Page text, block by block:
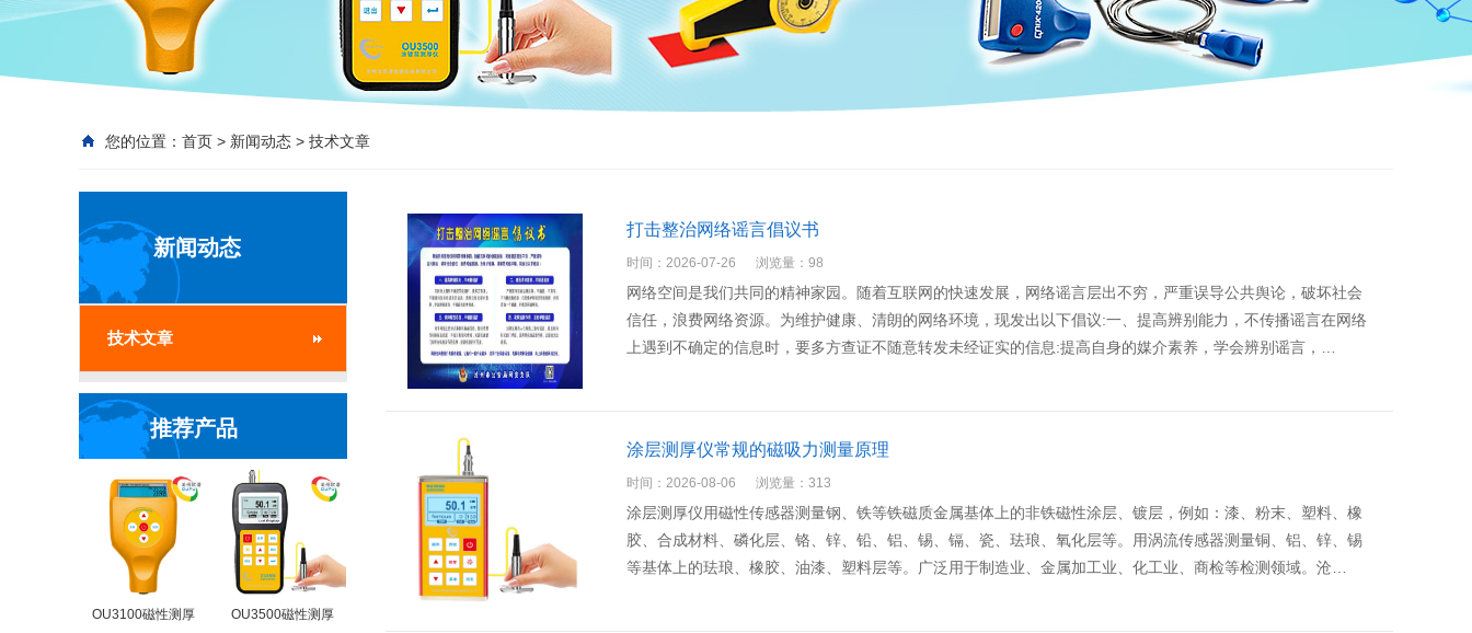
您的位置： 首页 > 新闻动态 > 技术文章
新闻动态
技术文章
推荐产品
OU3100磁性测厚 OU3500磁性测厚
打击整治网络谣言倡议书
时间：2026-07-26 浏览量：98
网络空间是我们共同的精神家园。随着互联网的快速发展，网络谣言层出不穷，严重误导公共舆论，破坏社会
信任，浪费网络资源。为维护健康、清朗的网络环境，现发出以下倡议:一、提高辨别能力，不传播谣言在网络
上遇到不确定的信息时，要多方查证不随意转发未经证实的信息:提高自身的媒介素养，学会辨别谣言，…
涂层测厚仪常规的磁吸力测量原理
时间：2026-08-06 浏览量：313
涂层测厚仪用磁性传感器测量钢、铁等铁磁质金属基体上的非铁磁性涂层、镀层，例如：漆、粉末、塑料、橡
胶、合成材料、磷化层、铬、锌、铅、铝、锡、镉、瓷、珐琅、氧化层等。用涡流传感器测量铜、铝、锌、锡
等基体上的珐琅、橡胶、油漆、塑料层等。广泛用于制造业、金属加工业、化工业、商检等检测领域。沧…